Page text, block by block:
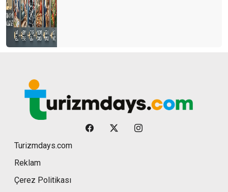
Turizmdays.com
Reklam
Çerez Politikası